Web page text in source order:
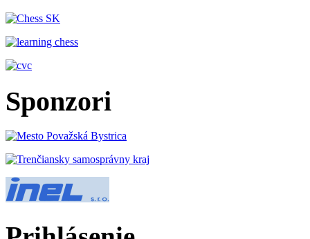
Sponzori